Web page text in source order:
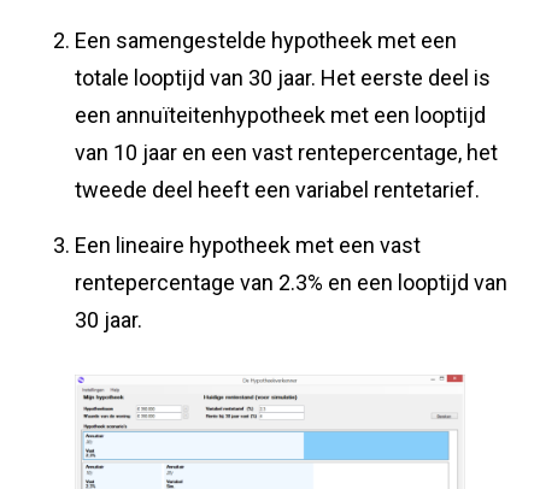
Een samengestelde hypotheek met een
totale looptijd van 30 jaar. Het eerste deel is
een annuïteitenhypotheek met een looptijd
van 10 jaar en een vast rentepercentage, het
tweede deel heeft een variabel rentetarief.
Een lineaire hypotheek met een vast
rentepercentage van 2.3% en een looptijd van
30 jaar.